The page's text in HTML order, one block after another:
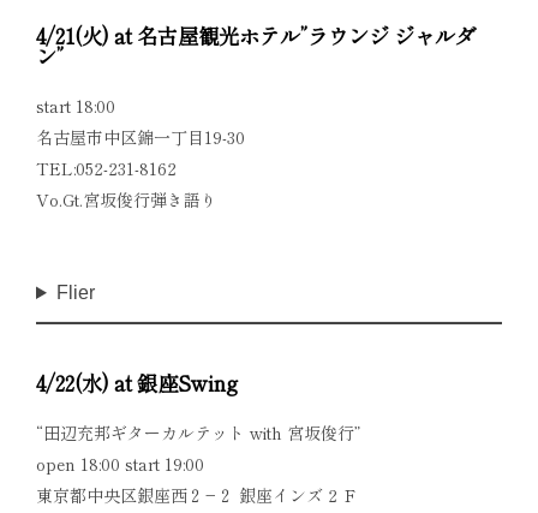
4/21(火) at 名古屋観光ホテル”ラウンジ ジャルダ
ン”
start 18:00
名古屋市中区錦一丁目19-30
TEL:052-231-8162
Vo.Gt.宮坂俊行弾き語り
Flier
4/22(水) at 銀座Swing
“田辺充邦ギターカルテット with 宮坂俊行”
open 18:00 start 19:00
東京都中央区銀座西２−２ 銀座インズ 2 Ｆ